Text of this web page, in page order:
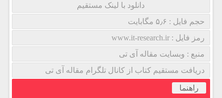
دانلود با لینک مستقیم
حجم فایل : ۵٫۶ مگابایت
رمز فایل : www.it-research.ir
منبع : وبسایت مقاله آی تی
دریافت مستقیم کتاب از کانال تلگرام مقاله آی تی
راهنما